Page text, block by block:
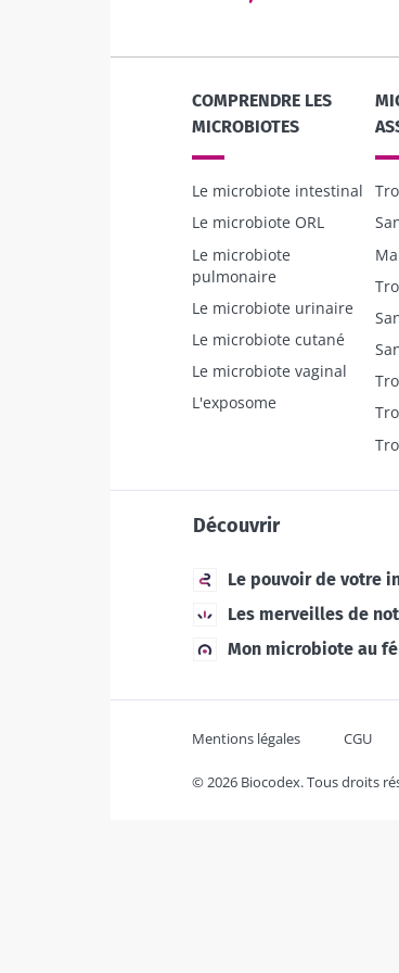
COMPRENDRE LES
MICROBIOTES
Le microbiote intestinal
Le microbiote ORL
Le microbiote
pulmonaire
Le microbiote urinaire
Le microbiote cutané
Le microbiote vaginal
L'exposome
Découvrir
Le pouvoir de votre
Les merveilles de
Mon microbiote au
© 2026 Biocodex. Tous droits
Mentions légales CGU